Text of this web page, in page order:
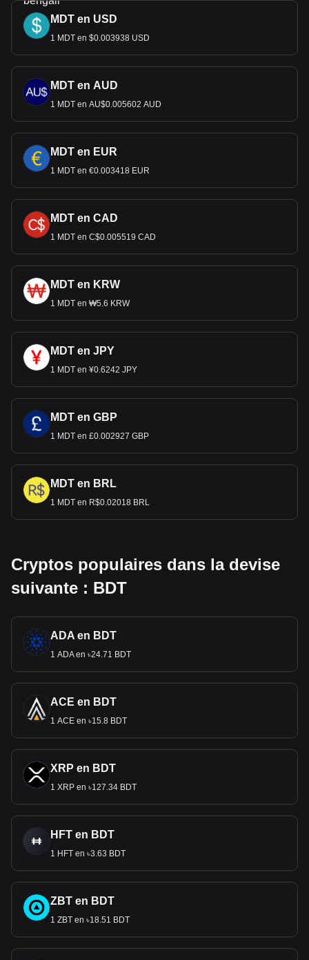
MDT en USD
1 MDT en $0.003938 USD
MDT en AUD
1 MDT en AU$0.005602 AUD
MDT en EUR
1 MDT en €0.003418 EUR
MDT en CAD
1 MDT en C$0.005519 CAD
MDT en KRW
1 MDT en ₩5.6 KRW
MDT en JPY
1 MDT en ¥0.6242 JPY
MDT en GBP
1 MDT en £0.002927 GBP
MDT en BRL
1 MDT en R$0.02018 BRL
Cryptos populaires dans la devise
suivante : BDT
ADA en BDT
1 ADA en ৳24.71 BDT
ACE en BDT
1 ACE en ৳15.8 BDT
XRP en BDT
1 XRP en ৳127.34 BDT
HFT en BDT
1 HFT en ৳3.63 BDT
ZBT en BDT
1 ZBT en ৳18.51 BDT